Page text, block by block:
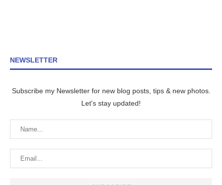
NEWSLETTER
Subscribe my Newsletter for new blog posts, tips & new photos.
Let's stay updated!